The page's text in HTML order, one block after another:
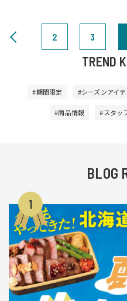
2 3
TREND
#期間限定 #シーズンアイ
#商品情報 #スタッ
BLOG
1